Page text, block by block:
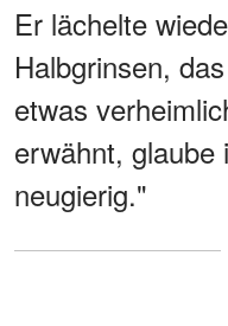
Er lächelte
Halbgrinsen,
etwas
erwähnt, glaube
neugierig."